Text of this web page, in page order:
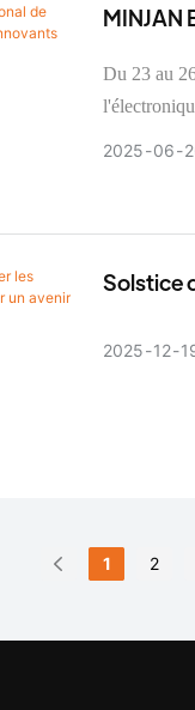
MINJAN
Du 23 au
phares.
enregistré
2025 06
Solstice
2025 12
1 2